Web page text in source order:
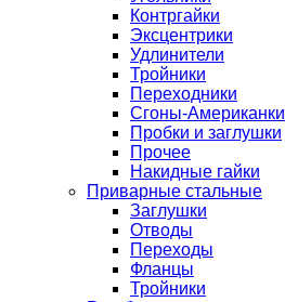
Контргайки
Эксцентрики
Удлинители
Тройники
Переходники
Сгоны-Американки
Пробки и заглушки
Прочее
Накидные гайки
Приварные стальные
Заглушки
Отводы
Переходы
Фланцы
Тройники